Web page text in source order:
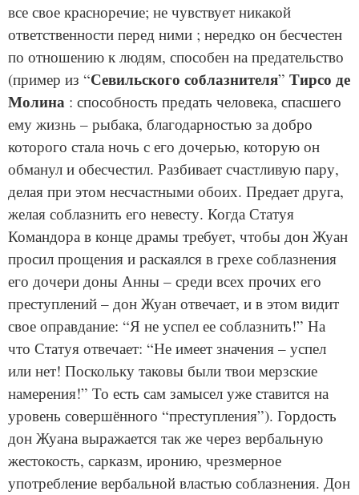
все свое красноречие; не чувствует никакой
ответственности перед ними ; нередко он бесчестен
по отношению к людям, способен на предательство
(пример из “Севильского соблазнителя” Тирсо де
Молина : способность предать человека, спасшего
ему жизнь – рыбака, благодарностью за добро
которого стала ночь с его дочерью, которую он
обманул и обесчестил. Разбивает счастливую пару,
делая при этом несчастными обоих. Предает друга,
желая соблазнить его невесту. Когда Статуя
Командора в конце драмы требует, чтобы дон Жуан
просил прощения и раскаялся в грехе соблазнения
его дочери доны Анны – среди всех прочих его
преступлений – дон Жуан отвечает, и в этом видит
свое оправдание: “Я не успел ее соблазнить!” На
что Статуя отвечает: “Не имеет значения – успел
или нет! Поскольку таковы были твои мерзские
намерения!” То есть сам замысел уже ставится на
уровень совершённого “преступления”). Гордость
дон Жуана выражается так же через вербальную
жестокость, сарказм, иронию, чрезмерное
употребление вербальной властью соблазнения. Дон